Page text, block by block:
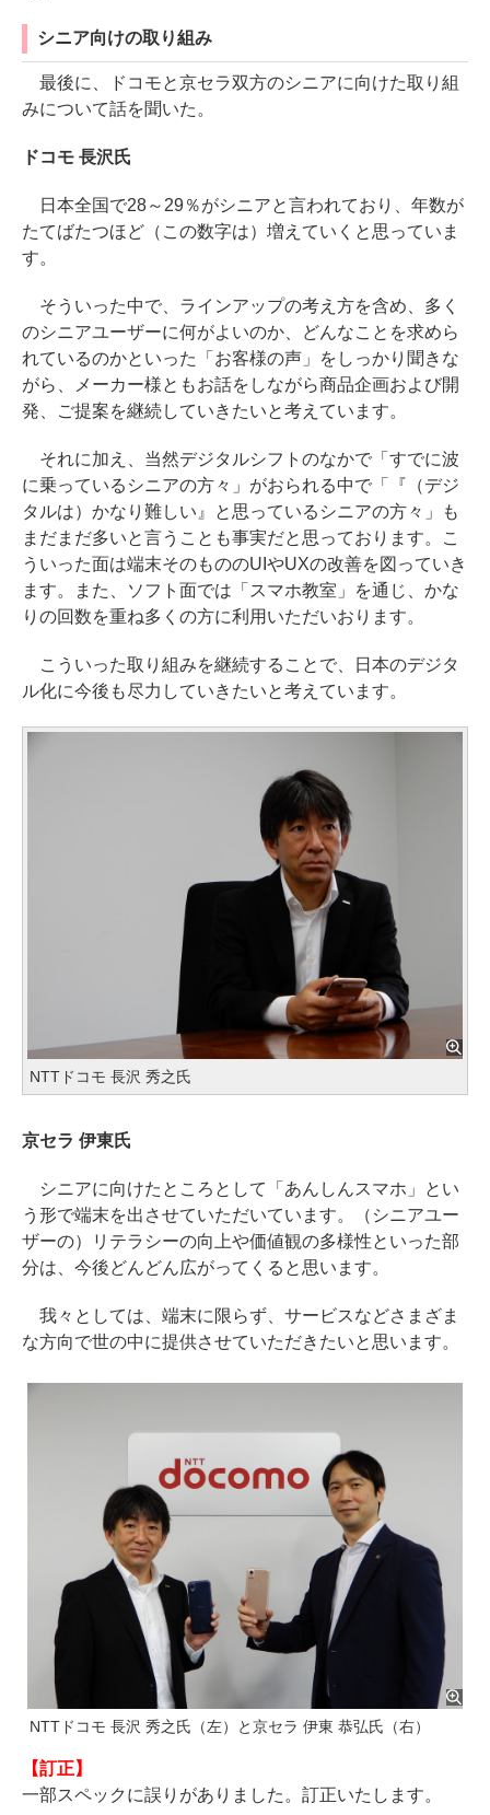
シニア向けの取り組み
最後に、ドコモと京セラ双方のシニアに向けた取り組
みについて話を聞いた。
ドコモ 長沢氏
日本全国で28～29％がシニアと言われており、年数が
たてばたつほど（この数字は）増えていくと思っていま
す。
そういった中で、ラインアップの考え方を含め、多く
のシニアユーザーに何がよいのか、どんなことを求めら
れているのかといった「お客様の声」をしっかり聞きな
がら、メーカー様ともお話をしながら商品企画および開
発、ご提案を継続していきたいと考えています。
それに加え、当然デジタルシフトのなかで「すでに波
に乗っているシニアの方々」がおられる中で「『（デジ
タルは）かなり難しい』と思っているシニアの方々」も
まだまだ多いと言うことも事実だと思っております。こ
ういった面は端末そのもののUIやUXの改善を図っていき
ます。また、ソフト面では「スマホ教室」を通じ、かな
りの回数を重ね多くの方に利用いただいおります。
こういった取り組みを継続することで、日本のデジタ
ル化に今後も尽力していきたいと考えています。
NTTドコモ 長沢 秀之氏
京セラ 伊東氏
シニアに向けたところとして「あんしんスマホ」とい
う形で端末を出させていただいています。（シニアユー
ザーの）リテラシーの向上や価値観の多様性といった部
分は、今後どんどん広がってくると思います。
我々としては、端末に限らず、サービスなどさまざま
な方向で世の中に提供させていただきたいと思います。
NTTドコモ 長沢 秀之氏（左）と京セラ 伊東 恭弘氏（右）
【訂正】
一部スペックに誤りがありました。訂正いたします。